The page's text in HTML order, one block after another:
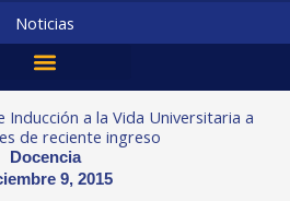
Noticias
Inducción a la Vida Universitaria a
de reciente ingreso
Docencia
9, 2015